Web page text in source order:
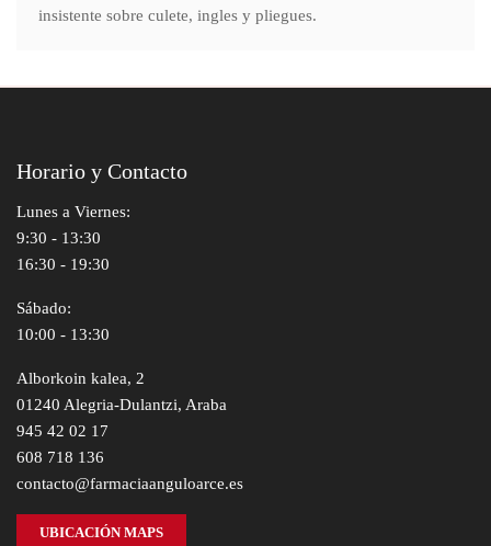
insistente sobre culete, ingles y pliegues.
Horario y Contacto
Lunes a Viernes:
9:30 - 13:30
16:30 - 19:30
Sábado:
10:00 - 13:30
Alborkoin kalea, 2
01240 Alegria-Dulantzi, Araba
945 42 02 17
608 718 136
contacto@farmaciaanguloarce.es
UBICACIÓN MAPS